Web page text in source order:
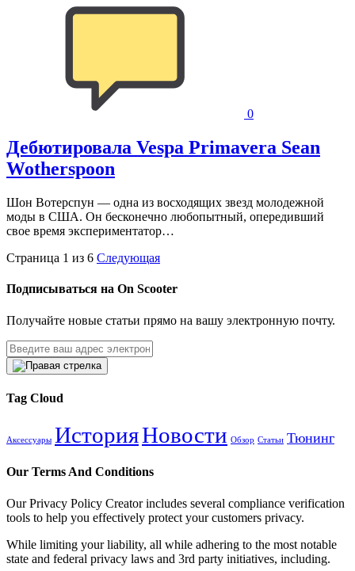
0
Дебютировала Vespa Primavera Sean
Wotherspoon
Шон Вотерспун — одна из восходящих звезд молодежной
моды в США. Он бесконечно любопытный, опередивший
свое время экспериментатор…
Страница 1 из 6 Следующая
Подписываться на On Scooter
Получайте новые статьи прямо на вашу электронную почту.
Tag Cloud
Аксессуары ИсторияНовости Обзор Статьи Тюнинг
Our Terms And Conditions
Our Privacy Policy Creator includes several compliance verification
tools to help you effectively protect your customers privacy.
While limiting your liability, all while adhering to the most notable
state and federal privacy laws and 3rd party initiatives, including.